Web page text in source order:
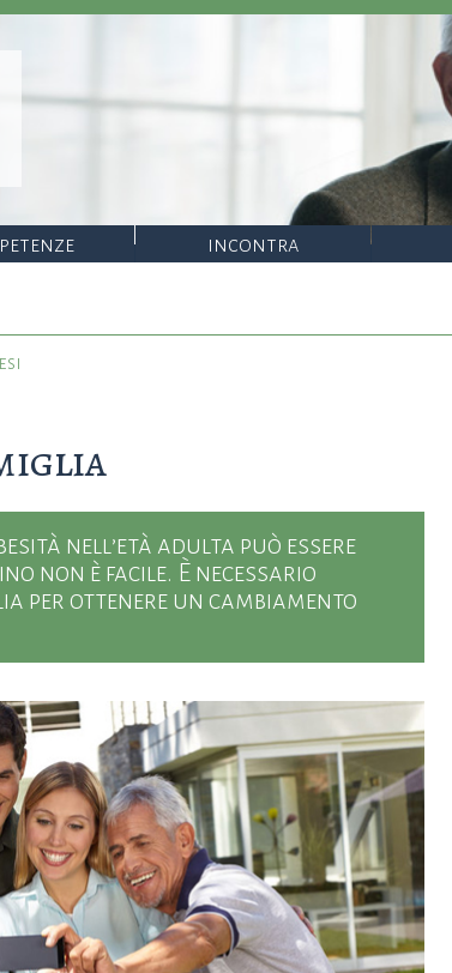
incontra
nell’età adulta può essere
non è facile. È necessario
per ottenere un cambiamento